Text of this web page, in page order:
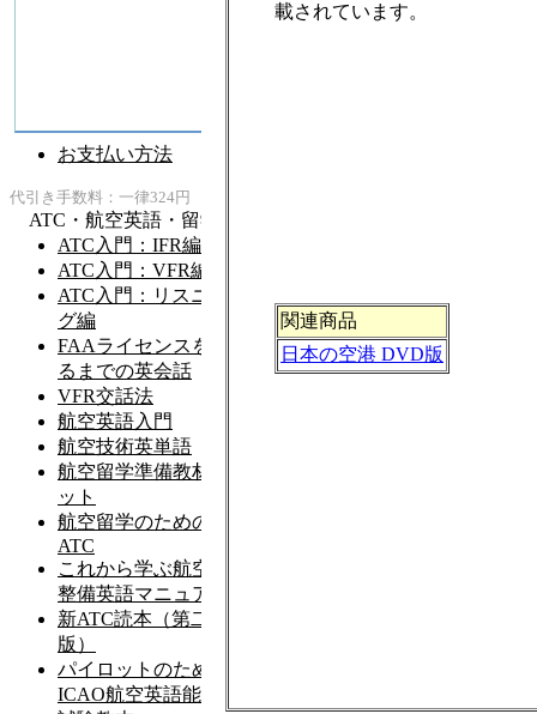
載されています。
関連商品
日本の空港 DVD版